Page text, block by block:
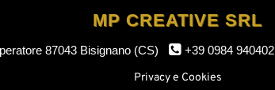
MP CREATIVE SRL
87043 Bisignano (CS) +39 0984 940402
Privacy e Cookies